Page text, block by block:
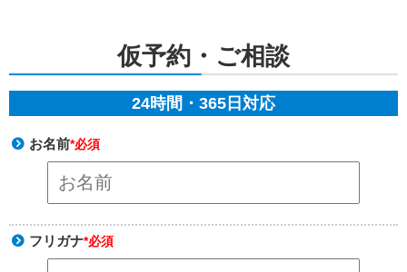
仮予約・ご相談
24時間・365日対応
お名前*必須
フリガナ*必須